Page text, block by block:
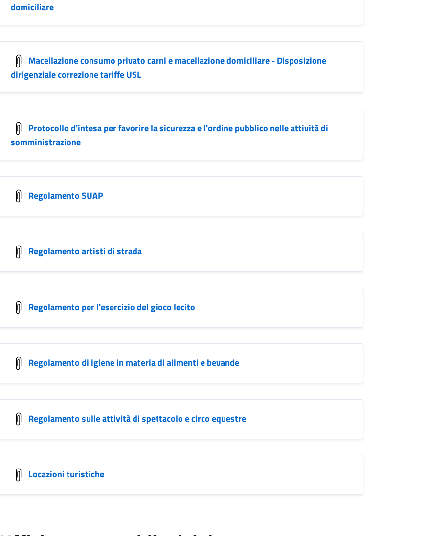
domiciliare
Macellazione consumo privato carni e macellazione domiciliare - Disposizione
dirigenziale correzione tariffe USL
Protocollo d'intesa per favorire la sicurezza e l'ordine pubblico nelle attività di
somministrazione
Regolamento SUAP
Regolamento artisti di strada
Regolamento per l'esercizio del gioco lecito
Regolamento di igiene in materia di alimenti e bevande
Regolamento sulle attività di spettacolo e circo equestre
Locazioni turistiche